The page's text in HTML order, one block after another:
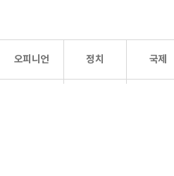
오피니언 정치 국제